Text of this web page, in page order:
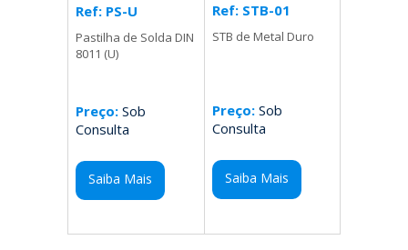
Ref: PS-U
Pastilha de Solda DIN
8011 (U)
Preço: Sob
Consulta
Saiba Mais
Ref: STB-01
STB de Metal Duro
Preço:Sob
Consulta
Saiba Mais